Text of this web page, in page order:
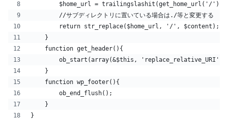
        $home_url = trailingslashit(get_home_url('/'));
        //サブディレクトリに置いている場合は./等と変更する
        return str_replace($home_url, '/', $content);
    }
    function get_header(){
ob_start(array(&$this,
    }
    function wp_footer(){
        ob_end_flush();
    }
}